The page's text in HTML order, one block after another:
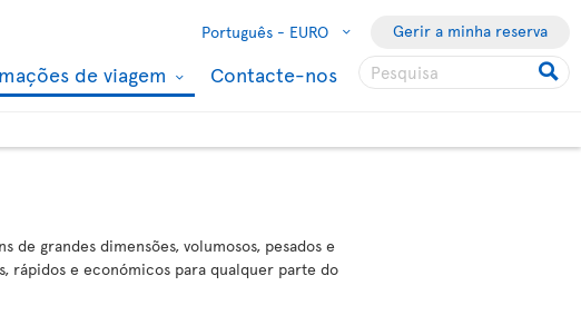
Português - EURO Gerir a minha reserva
de viagem Contacte-nos
de grandes dimensões, volumosos, pesados e
rápidos e económicos para qualquer parte do